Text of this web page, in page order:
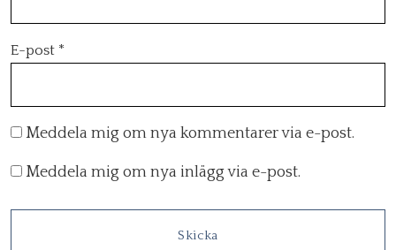
E-post *
Meddela mig om nya kommentarer via e-post.
Meddela mig om nya inlägg via e-post.